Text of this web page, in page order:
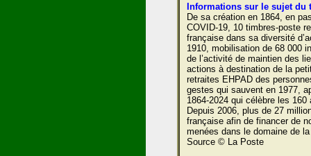
Informations sur le sujet du
De sa création en 1864, en
COVID-19, 10 timbres-poste
française dans sa diversité
1910, mobilisation de 68 000
de l’activité de maintien des
actions à destination de la
retraites EHPAD des
gestes qui sauvent en 1977,
1864-2024 qui célèbre les
Depuis 2006, plus de 27
française afin de financer de
menées dans le domaine de
Source © La Poste